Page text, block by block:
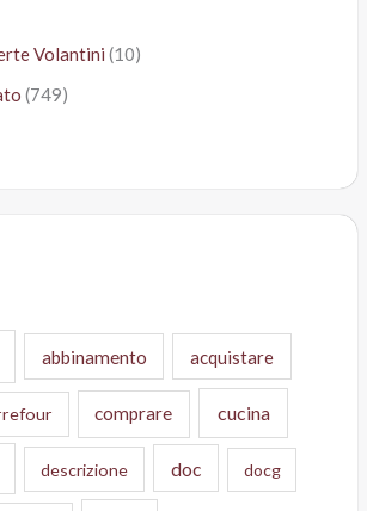
Volantini (10)
(749)
abbinamento acquistare
comprare cucina
descrizione doc docg